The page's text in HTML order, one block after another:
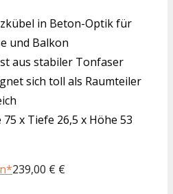
in Beton-Optik für
und Balkon
aus stabiler Tonfaser
sich toll als Raumteiler
x Tiefe 26,5 x Höhe 53
239,00 € €